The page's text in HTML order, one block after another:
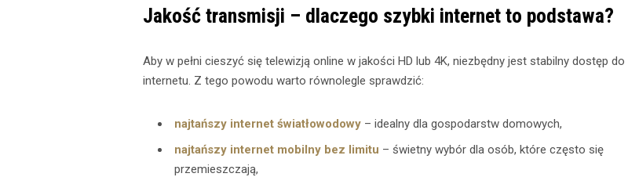
Jakość transmisji – dlaczego szybki internet to podstawa?
Aby w pełni cieszyć się telewizją online w jakości HD lub 4K, niezbędny jest stabilny dostęp do
internetu. Z tego powodu warto równolegle sprawdzić:
najtańszy internet światłowodowy– idealny dla gospodarstw domowych,
najtańszy internet mobilny bez limitu – świetny wybór dla osób, które często się
przemieszczają,